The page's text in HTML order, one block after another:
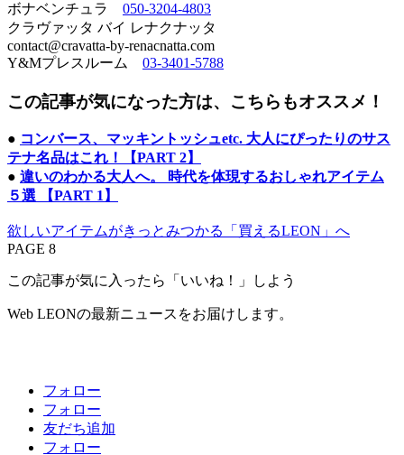
ボナベンチュラ 050-3204-4803
クラヴァッタ バイ レナクナッタ
contact@cravatta-by-renacnatta.com
Y&Mプレスルーム 03-3401-5788
この記事が気になった方は、こちらもオススメ！
● コンバース、マッキントッシュetc. 大人にぴったりのサス
テナ名品はこれ！【PART 2】
● 違いのわかる大人へ。 時代を体現するおしゃれアイテム
５選 【PART 1】
欲しいアイテムがきっとみつかる「買えるLEON」へ
PAGE 8
この記事が気に入ったら「いいね！」しよう
Web LEONの最新ニュースをお届けします。
フォロー
フォロー
友だち追加
フォロー